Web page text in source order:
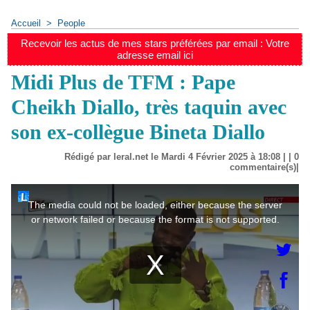
Accueil > People
Recevoir les actus de mes stars préférées par email : Votre
adresse email ici
Midi Plus de TFM : Pape
Cheikh Diallo, très taquin avec
son ex-collègue Bineta Diallo
Rédigé par leral.net le Mardi 4 Février 2025 à 18:08 | | 0
commentaire(s)|